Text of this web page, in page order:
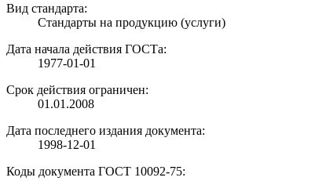
Вид стандарта:
Стандарты на продукцию (услуги)
Дата начала действия ГОСТа:
1977-01-01
Срок действия ограничен:
01.01.2008
Дата последнего издания документа:
1998-12-01
Коды документа ГОСТ 10092-75: